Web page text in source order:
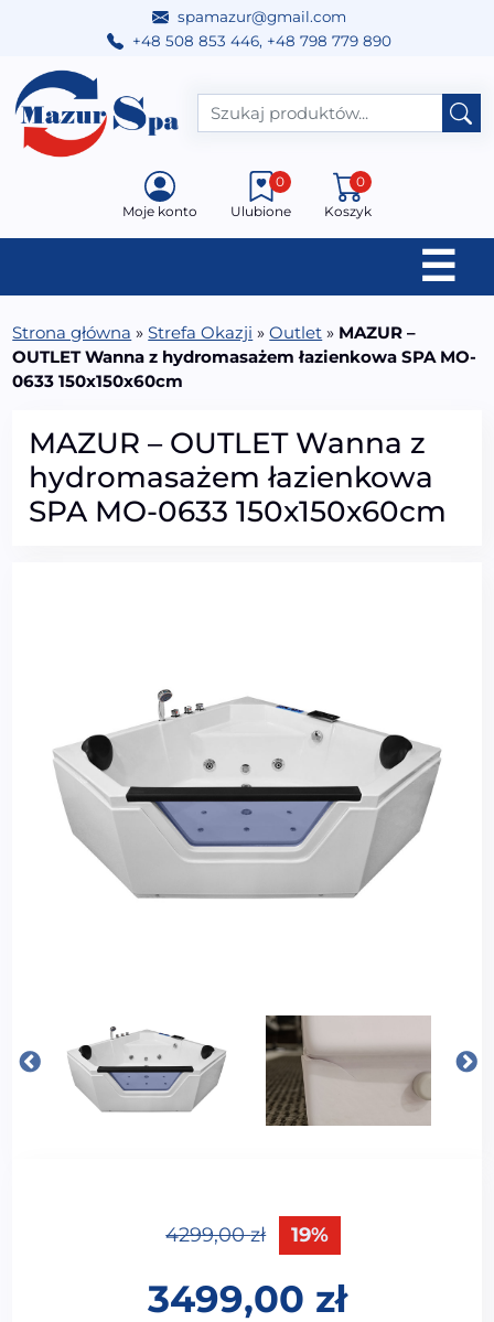
spamazur@gmail.com
+48 508 853 446, +48 798 779 890
Przejdź do treści
Main Navigation
Moje konto Ulubione
0
Koszyk
0
☰
Strona główna »Strefa Okazji »Outlet » MAZUR –
OUTLET Wanna z hydromasażem łazienkowa SPA MO-
0633 150x150x60cm
MAZUR – OUTLET Wanna z
hydromasażem łazienkowa
SPA MO-0633 150x150x60cm
4299,00zł 19%
3499,00 zł